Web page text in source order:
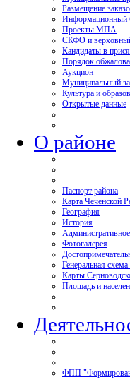
Размещение
Информационный
Проекты МПА
СКФО и
Кандидаты в
Порядок
Аукцион
Муниципальный
Культура и
Открытые данные
О районе
Паспорт района
Карта Чеченской
География
История
Фотогалерея
Генеральная
Карты
Площадь и
ФПП